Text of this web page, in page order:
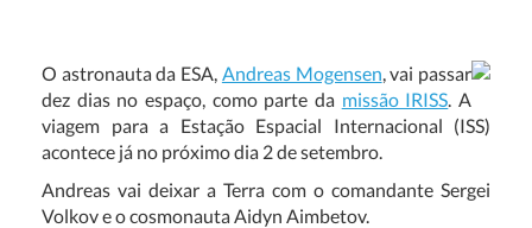
O astronauta da ESA, Andreas Mogensen, vai passar
dez dias no espaço, como parte da missão IRISS. A
viagem para a Estação Espacial Internacional (ISS)
acontece já no próximo dia 2 de setembro.
Andreas vai deixar a Terra com o comandante Sergei
Volkov e o cosmonauta Aidyn Aimbetov.